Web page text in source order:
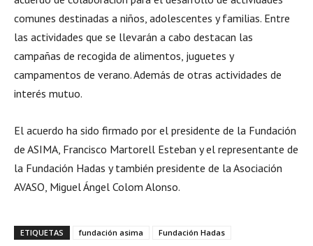
comunes destinadas a niños, adolescentes y familias. Entre
las actividades que se llevarán a cabo destacan las
campañas de recogida de alimentos, juguetes y
campamentos de verano. Además de otras actividades de
interés mutuo.
El acuerdo ha sido firmado por el presidente de la Fundación
de ASIMA, Francisco Martorell Esteban y el representante de
la Fundación Hadas y también presidente de la Asociación
AVASO, Miguel Ángel Colom Alonso.
ETIQUETAS fundación asima Fundación Hadas